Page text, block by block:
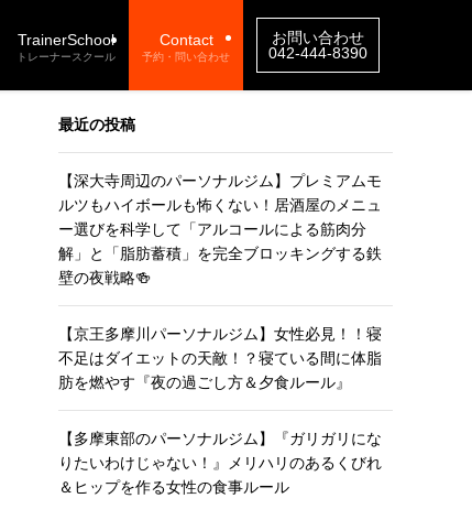
TrainerSchool
トレーナースクール
Contact
予約・問い合わせ
お問い合わせ
042-444-8390
最近の投稿
【深大寺周辺のパーソナルジム】プレミアムモ
ルツもハイボールも怖くない！居酒屋のメニュ
ー選びを科学して「アルコールによる筋肉分
解」と「脂肪蓄積」を完全ブロッキングする鉄
壁の夜戦略🍻
【京王多摩川パーソナルジム】女性必見！！寝
不足はダイエットの天敵！？寝ている間に体脂
肪を燃やす『夜の過ごし方＆夕食ルール』
【多摩東部のパーソナルジム】『ガリガリにな
りたいわけじゃない！』メリハリのあるくびれ
＆ヒップを作る女性の食事ルール